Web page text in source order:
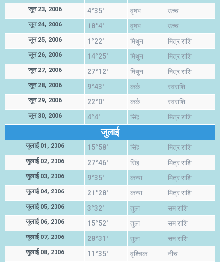
जून 23, 2006 4°35' वृषभ उच्च
जून 24, 2006 18°4' वृषभ उच्च
जून 25, 2006 1°22' मिथुन मित्र राशि
जून 26, 2006 14°25' मिथुन मित्र राशि
जून 27, 2006 27°12' मिथुन मित्र राशि
जून 28, 2006 9°43' कर्क स्वराशि
जून 29, 2006 22°0' कर्क स्वराशि
जून 30, 2006 4°4' सिंह मित्र राशि
जुलाई
जुलाई 01, 2006 15°58' सिंह मित्र राशि
जुलाई 02, 2006 27°46' सिंह मित्र राशि
जुलाई 03, 2006 9°35' कन्या मित्र राशि
जुलाई 04, 2006 21°28' कन्या मित्र राशि
जुलाई 05, 2006 3°32' तुला सम राशि
जुलाई 06, 2006 15°52' तुला सम राशि
जुलाई 07, 2006 28°31' तुला सम राशि
जुलाई 08, 2006 11°35' वृश्चिक नीच